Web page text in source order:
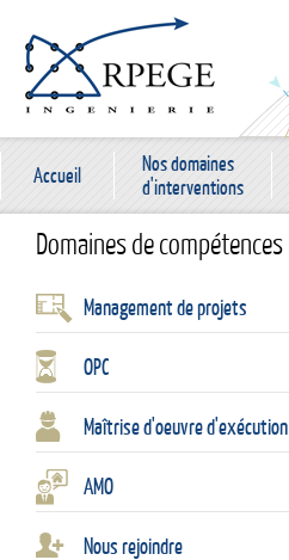
Accueil
Nos domaines
d'interventions
Domaines de compétences
Management de projets
OPC
Maîtrise d'oeuvre d'exécution
AMO
Nous rejoindre